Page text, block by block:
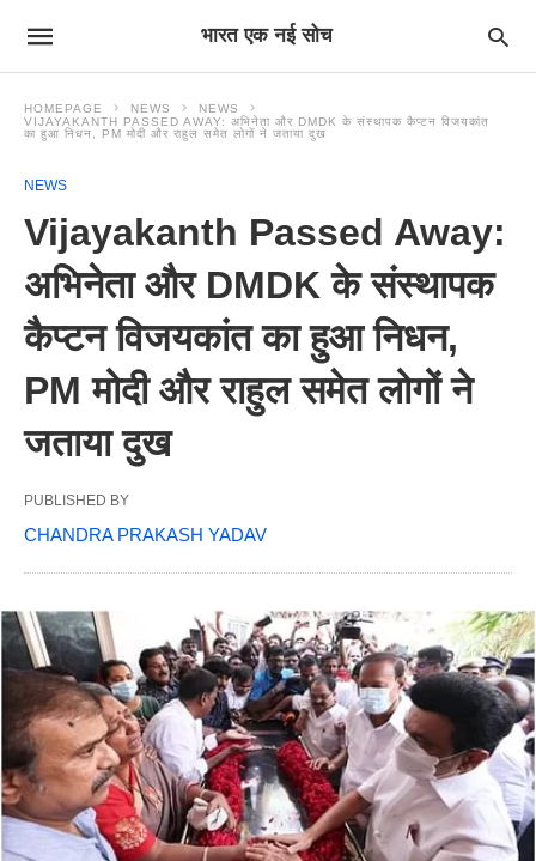
भारत एक नई सोच
HOMEPAGE NEWS
NEWS
VIJAYAKANTH PASSED AWAY: अभिनेता और DMDK के संस्थापक कैप्टन विजयकांत
का हुआ निधन, PM मोदी और राहुल समेत लोगों ने जताया दुख
NEWS
Vijayakanth Passed Away:
अभिनेता और DMDK के संस्थापक
कैप्टन विजयकांत का हुआ निधन,
PM मोदी और राहुल समेत लोगों ने
जताया दुख
PUBLISHED BY
CHANDRA PRAKASH YADAV